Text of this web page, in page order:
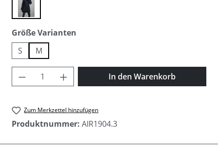
dark navy blue
Größe Varianten
S
M
Produkt Anzahl: Gib den gewünschten
In den Warenkorb
Zum Merkzettel hinzufügen
Produktnummer: AIR1904.3